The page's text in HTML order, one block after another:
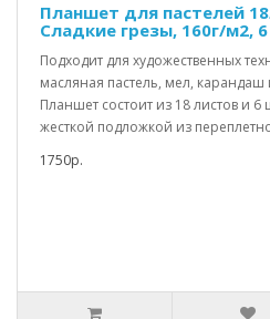
Планшет для пастелей
Сладкие грезы, 160г/м2,
Подходит для художественных
масляная пастель, мел, карандаш
Планшет состоит из 18 листов и 6
жесткой подложкой из
1750р.